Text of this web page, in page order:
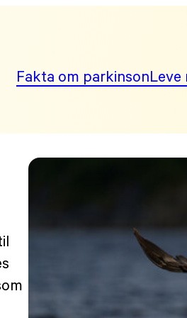
Fakta om parkinsonLeve